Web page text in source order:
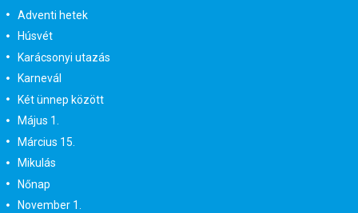
Adventi hetek
Húsvét
Karácsonyi utazás
Karnevál
Két ünnep között
Május 1.
Március 15.
Mikulás
Nőnap
November 1.